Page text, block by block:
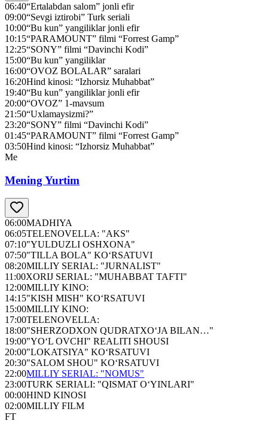
06:40“Ertalabdan salom” jonli efir
09:00“Sevgi iztirobi” Turk seriali
10:00“Bu kun” yangiliklar jonli efir
10:15“PARAMOUNT” filmi “Forrest Gamp”
12:25“SONY” filmi “Davinchi Kodi”
15:00“Bu kun” yangiliklar
16:00“OVOZ BOLALAR” saralari
16:20Hind kinosi: “Izhorsiz Muhabbat”
19:40“Bu kun” yangiliklar jonli efir
20:00“OVOZ” 1-mavsum
21:50“Uxlamaysizmi?”
23:20“SONY” filmi “Davinchi Kodi”
01:45“PARAMOUNT” filmi “Forrest Gamp”
03:50Hind kinosi: “Izhorsiz Muhabbat”
Me
Mening Yurtim
06:00MADHIYA
06:05TELENOVELLA: "AKS"
07:10"YULDUZLI OSHXONA"
07:50"TILLA BOLA" KO‘RSATUVI
08:20MILLIY SERIAL: "JURNALIST"
11:00XORIJ SERIAL: "MUHABBAT TAFTI"
12:00MILLIY KINO:
14:15"KISH MISH" KO‘RSATUVI
15:00MILLIY KINO:
17:00TELENOVELLA:
18:00"SHERZODXON QUDRATXO‘JA BILAN…"
19:00"YO‘L OVCHI" REALITI SHOUSI
20:00"LOKATSIYA" KO‘RSATUVI
20:30"SALOM SHOU" KO‘RSATUVI
22:00MILLIY SERIAL: "NOMUS"
23:00TURK SERIALI: "QISMAT O‘YINLARI"
00:00HIND KINOSI
02:00MILLIY FILM
FT